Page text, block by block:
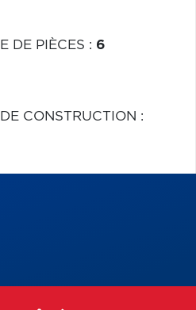
DE PIÈCES : 6
CONSTRUCTION :